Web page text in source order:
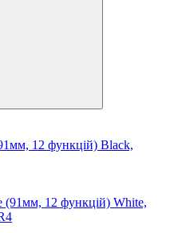
12 функцій) Black,